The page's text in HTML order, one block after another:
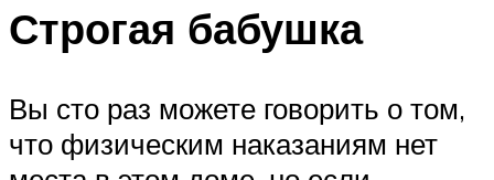
Строгая бабушка
Вы сто раз можете говорить о том,
что физическим наказаниям нет